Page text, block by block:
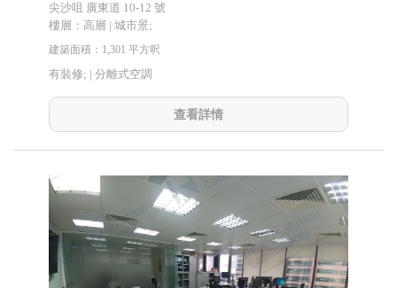
尖沙咀 廣東道 10-12 號
樓層：高層 | 城市景;
建築面積：1,301 平方呎
有裝修; | 分離式空調
查看詳情